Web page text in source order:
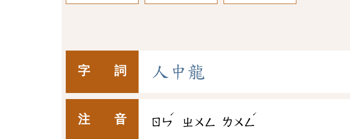
字 詞 人 中龍
注 音 ㄖㄣ
ˊ
ㄓㄨㄥ ㄌㄨㄥ
ˊ